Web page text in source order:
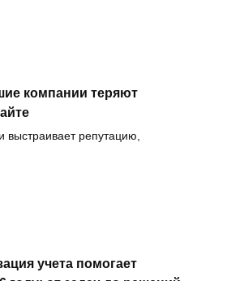
компании теряют
выстраивает репутацию,
учета помогает